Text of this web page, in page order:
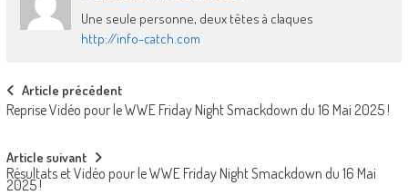
Une seule personne, deux têtes à claques
http://info-catch.com
Post
navigation
Article précédent
Reprise Vidéo pour le WWE Friday Night Smackdown du 16 Mai 2025 !
Article suivant
Résultats et Vidéo pour le WWE Friday Night Smackdown du 16 Mai
2025 !